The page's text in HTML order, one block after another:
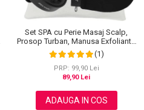
Set SPA cu Perie Masaj Scalp,
Prosop Turban, Manusa Exfolianta
si Saculet din Bumbac, NOVA
KISS®
(1)
PRP: 99,90 Lei
89,90 Lei
ADAUGA IN COS